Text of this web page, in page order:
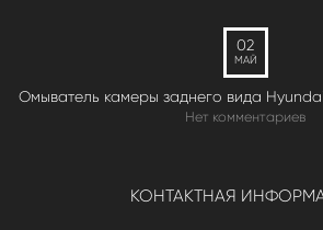
02
МАЙ
Омыватель камеры заднего вида Hyundai
Нет комментариев
КОНТАКТНАЯ